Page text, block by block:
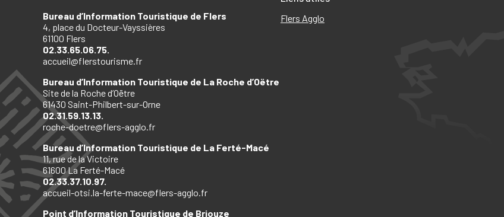
Bureau d’Information Touristique de Flers
4, place du Docteur-Vayssières
61100 Flers
02.33.65.06.75.
accueil@flerstourisme.fr
Bureau d’Information Touristique de La Roche d’Oëtre
Site de la Roche d’Oëtre
61430 Saint-Philbert-sur-Orne
02.31.59.13.13.
roche-doetre@flers-agglo.fr
Bureau d’Information Touristique de La Ferté-Macé
11, rue de la Victoire
61600 La Ferté-Macé
02.33.37.10.97.
accueil-otsi.la-ferte-mace@flers-agglo.fr
Point d’Information Touristique de Briouze
Flers Agglo